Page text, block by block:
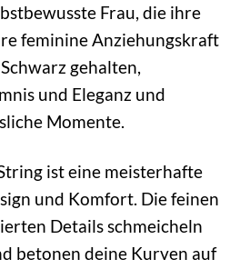
Frau, die ihre
feminine Anziehungskraft
gehalten,
und Eleganz und
Momente.
ist eine meisterhafte
und Komfort. Die feinen
Details schmeicheln
betonen deine Kurven auf